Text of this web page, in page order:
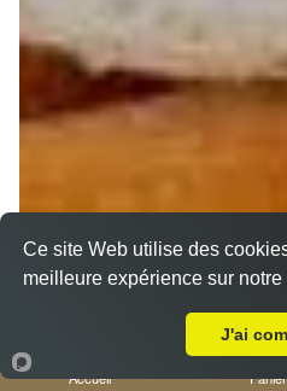
Accueil Panier
Ce site Web utilise des
meilleure expérience sur notre
J'ai